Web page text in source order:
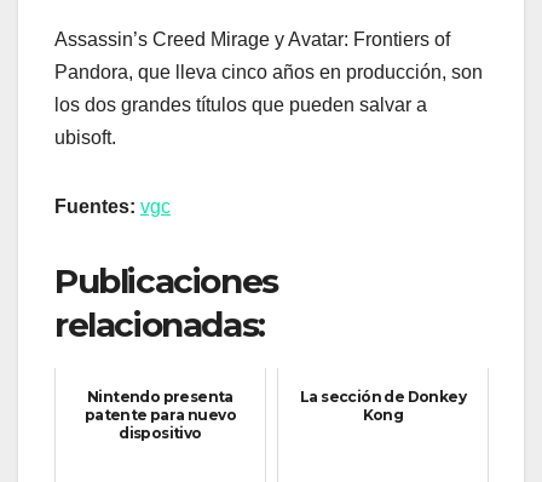
Assassin’s Creed Mirage y Avatar: Frontiers of
Pandora, que lleva cinco años en producción, son
los dos grandes títulos que pueden salvar a
ubisoft.
Fuentes: vgc
Publicaciones
relacionadas:
Nintendo presenta
patente para nuevo
dispositivo
La sección de Donkey
Kong